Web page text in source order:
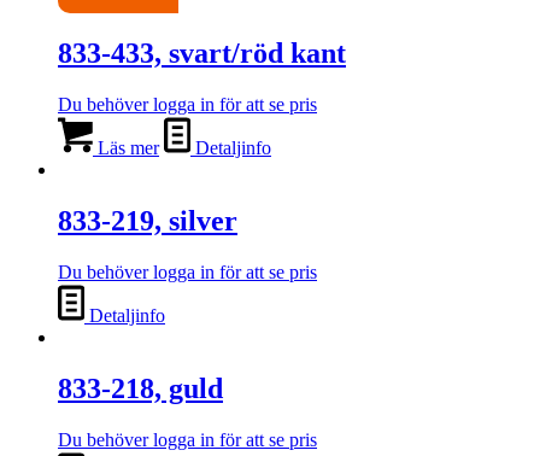
833-433, svart/röd kant
Du behöver logga in för att se pris
Läs mer Detaljinfo
833-219, silver
Du behöver logga in för att se pris
Detaljinfo
833-218, guld
Du behöver logga in för att se pris